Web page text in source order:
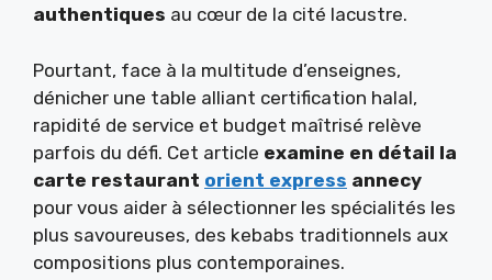
authentiques au cœur de la cité lacustre.
Pourtant, face à la multitude d’enseignes,
dénicher une table alliant certification halal,
rapidité de service et budget maîtrisé relève
parfois du défi. Cet article examine en détail la
carte restaurant orient express annecy
pour vous aider à sélectionner les spécialités les
plus savoureuses, des kebabs traditionnels aux
compositions plus contemporaines.